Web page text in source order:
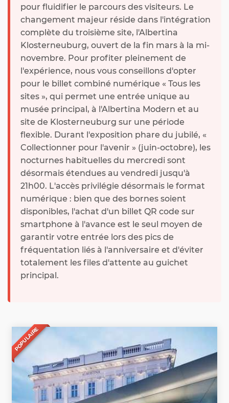
pour fluidifier le parcours des visiteurs. Le
changement majeur réside dans l'intégration
complète du troisième site, l'Albertina
Klosterneuburg, ouvert de la fin mars à la mi-
novembre. Pour profiter pleinement de
l'expérience, nous vous conseillons d'opter
pour le billet combiné numérique « Tous les
sites », qui permet une entrée unique au
musée principal, à l'Albertina Modern et au
site de Klosterneuburg sur une période
flexible. Durant l'exposition phare du jubilé, «
Collectionner pour l'avenir » (juin-octobre), les
nocturnes habituelles du mercredi sont
désormais étendues au vendredi jusqu'à
21h00. L'accès privilégie désormais le format
numérique : bien que des bornes soient
disponibles, l'achat d'un billet QR code sur
smartphone à l'avance est le seul moyen de
garantir votre entrée lors des pics de
fréquentation liés à l'anniversaire et d'éviter
totalement les files d'attente au guichet
principal.
POPULAIRE